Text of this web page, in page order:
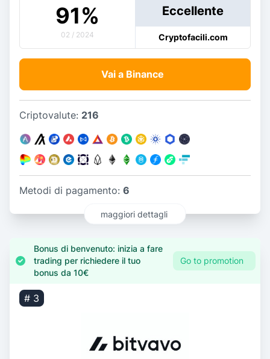
91%
02 / 2024
Eccellente
Cryptofacili.com
Vai a Binance
Criptovalute: 216
Metodi di pagamento: 6
maggiori dettagli
Bonus di benvenuto: inizia a fare
trading per richiedere il tuo
bonus da 10€
Go to promotion
# 3